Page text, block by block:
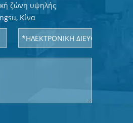
ζώνη υψηλής
Κίνα